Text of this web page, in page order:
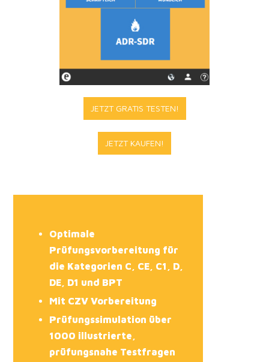
JETZT GRATIS TESTEN!
JETZT KAUFEN!
Optimale
Prüfungsvorbereitung für
die Kategorien C, CE, C1, D,
DE, D1 und BPT
Mit CZV Vorbereitung
Prüfungssimulation über
1000 illustrierte,
prüfungsnahe Testfragen